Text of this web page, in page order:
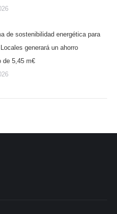
de sostenibilidad energética para
generará un ahorro
de 5,45 m€